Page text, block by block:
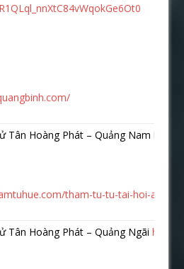
Tân Hoàng Phát – Quảng Nam
tham-tu-tu-tai-hoi-an-
Tân Hoàng Phát – Quảng Ngãi